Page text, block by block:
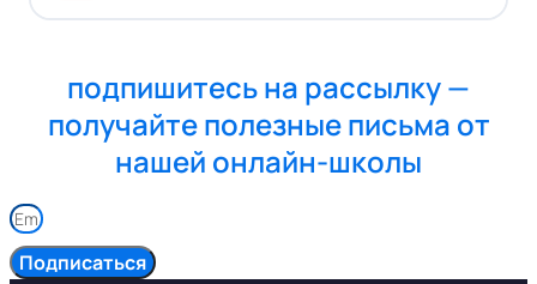
подпишитесь на рассылку —
получайте полезные письма от
нашей онлайн-школы
Подписаться